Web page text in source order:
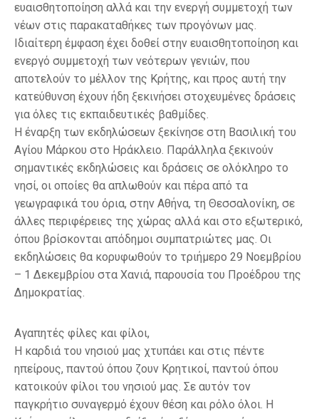
ευαισθητοποίηση αλλά και την ενεργή συμμετοχή των
νέων στις παρακαταθήκες των προγόνων μας.
Ιδιαίτερη έμφαση έχει δοθεί στην ευαισθητοποίηση και
ενεργό συμμετοχή των νεότερων γενιών, που
αποτελούν το μέλλον της Κρήτης, και προς αυτή την
κατεύθυνση έχουν ήδη ξεκινήσει στοχευμένες δράσεις
για όλες τις εκπαιδευτικές βαθμίδες.
Η έναρξη των εκδηλώσεων ξεκίνησε στη Βασιλική του
Αγίου Μάρκου στο Ηράκλειο. Παράλληλα ξεκινούν
σημαντικές εκδηλώσεις και δράσεις σε ολόκληρο το
νησί, οι οποίες θα απλωθούν και πέρα από τα
γεωγραφικά του όρια, στην Αθήνα, τη Θεσσαλονίκη, σε
άλλες περιφέρειες της χώρας αλλά και στο εξωτερικό,
όπου βρίσκονται απόδημοι συμπατριώτες μας. Οι
εκδηλώσεις θα κορυφωθούν το τριήμερο 29 Νοεμβρίου
– 1 Δεκεμβρίου στα Χανιά, παρουσία του Προέδρου της
Δημοκρατίας.
Αγαπητές φίλες και φίλοι,
Η καρδιά του νησιού μας χτυπάει και στις πέντε
ηπείρους, παντού όπου ζουν Κρητικοί, παντού όπου
κατοικούν φίλοι του νησιού μας. Σε αυτόν τον
παγκρήτιο συναγερμό έχουν θέση και ρόλο όλοι. Η